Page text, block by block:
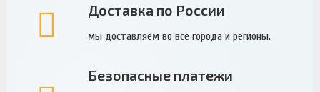
Доставка по России
мы доставляем во все города и регионы.
Безопасные платежи